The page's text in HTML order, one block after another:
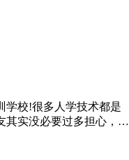
学校!很多人学技术都是
其实没必要过多担心，学